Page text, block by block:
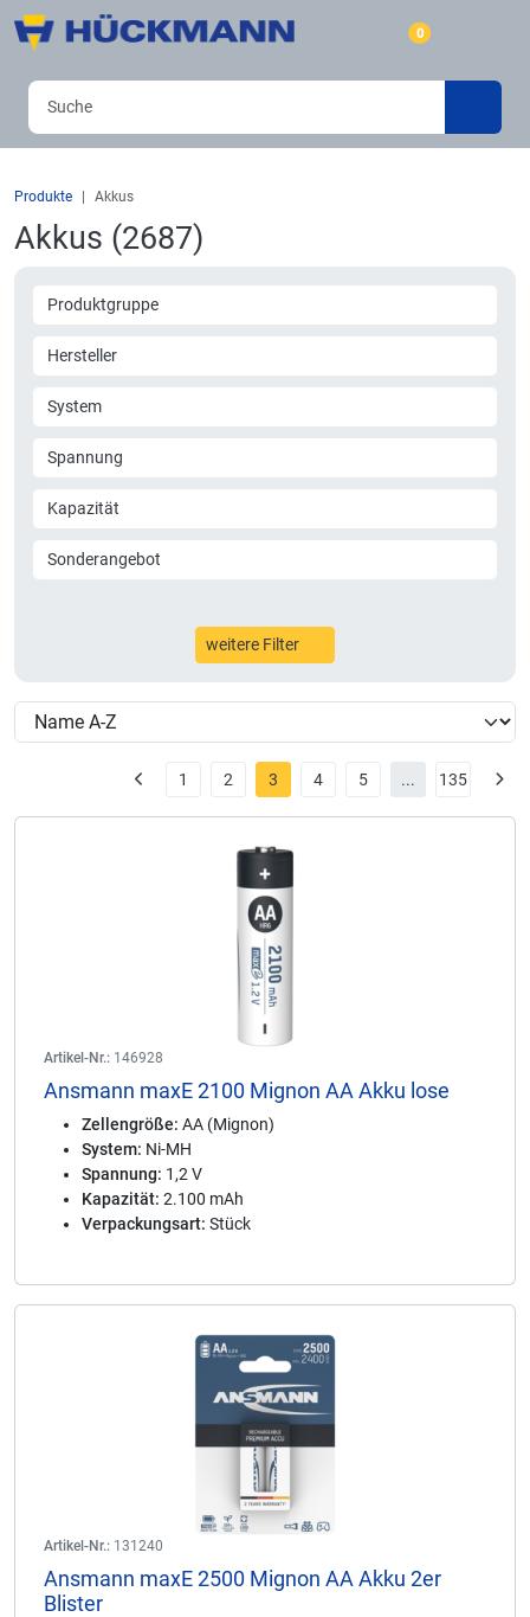
0
Produkte Akkus
Akkus (2687)
Produktgruppe
Hersteller
System
Spannung
Kapazität
Sonderangebot
weitere Filter
1 2 3 4 5 ... 135
Artikel-Nr.: 146928
Ansmann maxE 2100 Mignon AA Akku lose
Zellengröße: AA (Mignon)
System: Ni-MH
Spannung: 1,2 V
Kapazität: 2.100 mAh
Verpackungsart: Stück
Artikel-Nr.: 131240
Ansmann maxE 2500 Mignon AA Akku 2er
Blister